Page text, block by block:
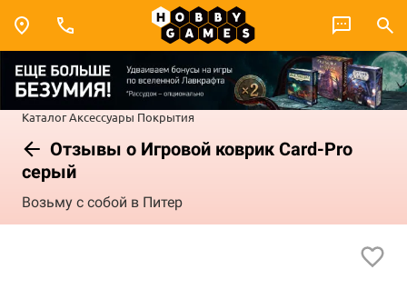
КаталогАксессуары Покрытия
Отзывы о Игровой коврик Card-Pro
серый
Возьму с собой в Питер